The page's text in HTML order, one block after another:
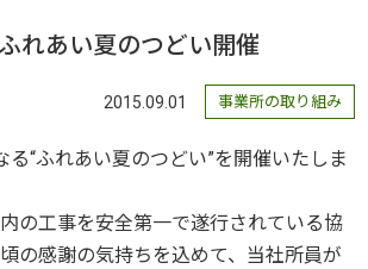
れあい夏のつどい開催
2015.09.01 事業所の取り組み
“ふれあい夏のつどい”を開催いたしま
の工事を安全第一で遂行されている協
の感謝の気持ちを込めて、当社所員が